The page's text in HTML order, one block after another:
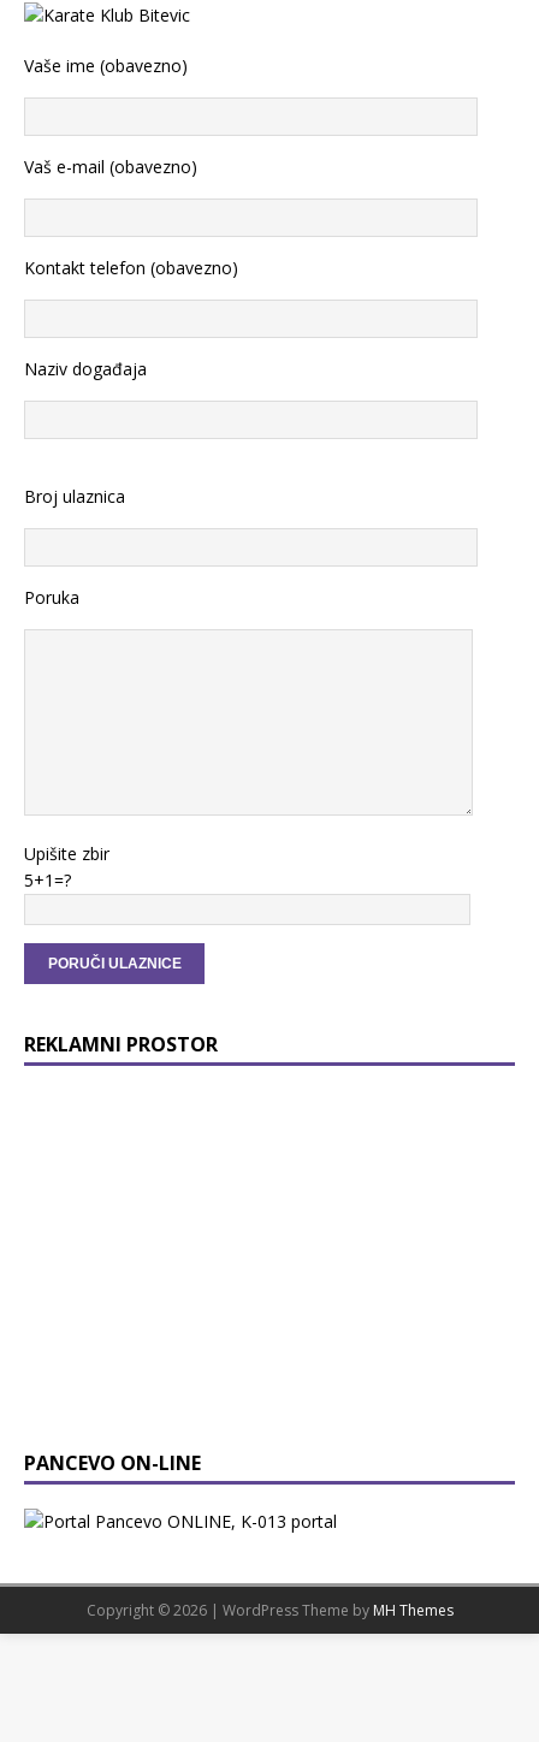
Vaše ime (obavezno)
Vaš e-mail (obavezno)
Kontakt telefon (obavezno)
Naziv događaja
Broj ulaznica
Poruka
Upišite zbir
5+1=?
REKLAMNI PROSTOR
PANCEVO ON-LINE
Copyright © 2026 | WordPress Theme by MH Themes